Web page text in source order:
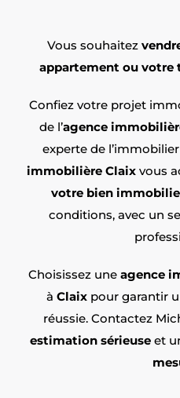
Vous souhaitez
appartement ou votre
Confiez votre projet
de l’agence
experte de
immobilière Claixvous
votre bien
conditions, avec un
Choisissez une agence
à Claix pour garantir
réussie. Contactez
estimation sérieuseet